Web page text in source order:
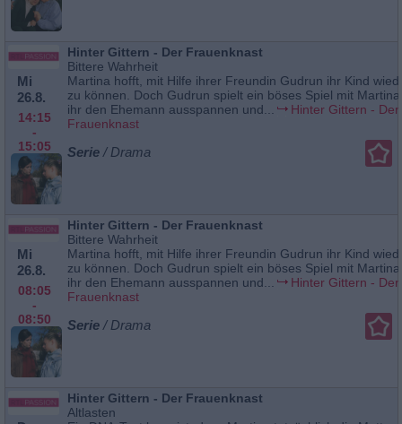
Mi
26.8.
14:15
-
15:05
Hinter Gittern - Der Frauenknast
Bittere Wahrheit
Martina hofft, mit Hilfe ihrer Freundin Gudrun ihr Kind
zu können. Doch Gudrun spielt ein böses Spiel mit
ihr den Ehemann ausspannen und...
Hinter Gittern - Der
Frauenknast
Serie / Drama
Mi
26.8.
08:05
-
08:50
Hinter Gittern - Der Frauenknast
Bittere Wahrheit
Martina hofft, mit Hilfe ihrer Freundin Gudrun ihr Kind
zu können. Doch Gudrun spielt ein böses Spiel mit
ihr den Ehemann ausspannen und...
Hinter Gittern - Der
Frauenknast
Serie / Drama
Hinter Gittern - Der Frauenknast
Altlasten